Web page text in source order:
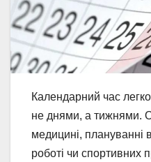
Календарний час
не днями, а тижнями.
медицині, плануванні
роботі чи спортивних